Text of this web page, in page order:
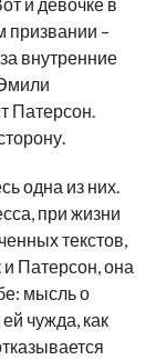
призвании –
внутренние
Патерсон.
одна из них.
при жизни
текстов,
Патерсон, она
мысль о
чужда, как